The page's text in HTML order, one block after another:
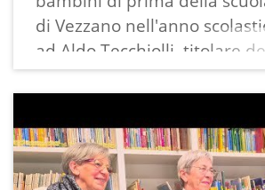
di Vezzano nell'anno
ad Aldo Tecchiolli, titolare
panificio Tecchiolli, e alla sua
dipendente Rosanna
responsabile del negozio di
alimentari Tecchiolli di
I bambini hanno potuto in